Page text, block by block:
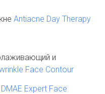
Antiacne Day Therapy
и
Face Contour
DMAE Expert Face